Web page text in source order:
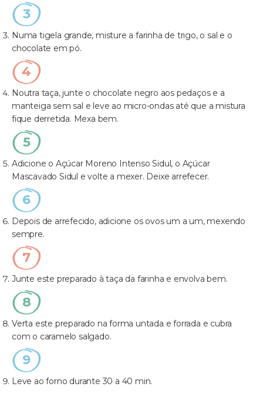
Numa tigela grande, misture a farinha de trigo, o sal e o
chocolate em pó.
Noutra taça, junte o chocolate negro aos pedaços e a
manteiga sem sal e leve ao micro-ondas até que a mistura
fique derretida. Mexa bem.
Adicione o Açúcar Moreno Intenso Sidul, o Açúcar
Mascavado Sidul e volte a mexer. Deixe arrefecer.
Depois de arrefecido, adicione os ovos um a um, mexendo
sempre.
Junte este preparado à taça da farinha e envolva bem.
Verta este preparado na forma untada e forrada e cubra
com o caramelo salgado.
Leve ao forno durante 30 a 40 min.